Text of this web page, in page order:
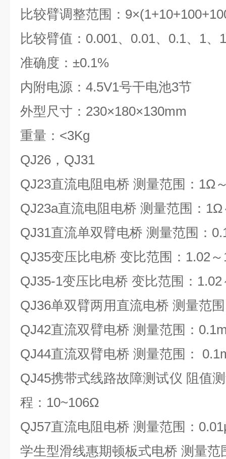
比较臂调整范围：
比较臂值：0.001、0.01、0.1、1、
准确度：±0.1%
内附电源：4.5V1号干电池3节
外型尺寸：230×180×130mm
重量：<3Kg
QJ26，QJ31
QJ23直流电阻电桥 测量范围：1Ω
QJ23a直流电阻电桥 测量范围：
QJ31直流单双臂电桥 测量范围：
QJ35变压比电桥 变比范围：1.02
QJ35-1变压比电桥 变比范围：
QJ36单双臂两用直流电桥 测量范
QJ42直流双臂电桥 测量范围：
QJ44直流双臂电桥 测量范围：
QJ45携带式线路故障测试仪 阻值
程：10~106Ω
QJ57直流电阻电桥 测量范围：
学生型滑线惠期顿板式电桥 测量